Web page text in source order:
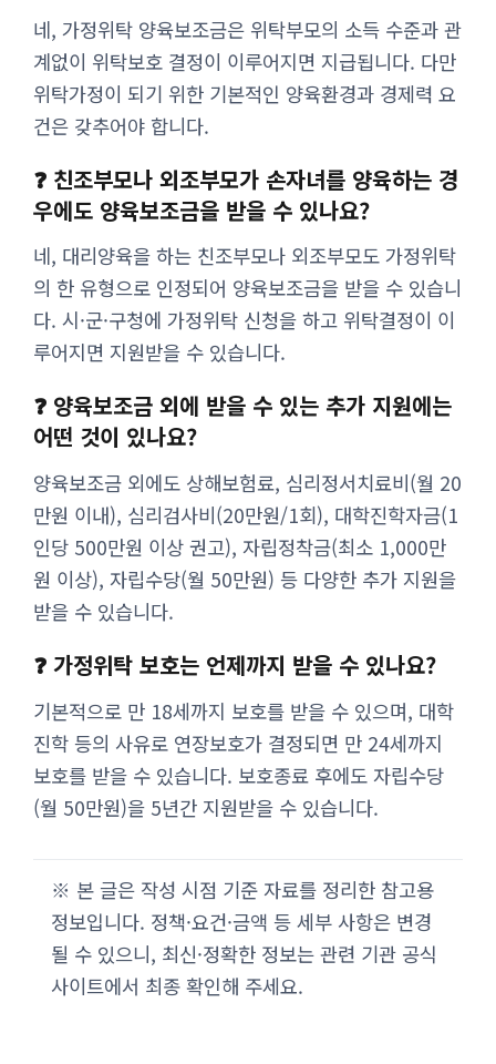
네, 가정위탁 양육보조금은 위탁부모의 소득 수준과 관
계없이 위탁보호 결정이 이루어지면 지급됩니다. 다만
위탁가정이 되기 위한 기본적인 양육환경과 경제력 요
건은 갖추어야 합니다.
❓ 친조부모나 외조부모가 손자녀를 양육하는 경
우에도 양육보조금을 받을 수 있나요?
네, 대리양육을 하는 친조부모나 외조부모도 가정위탁
의 한 유형으로 인정되어 양육보조금을 받을 수 있습니
다. 시·군·구청에 가정위탁 신청을 하고 위탁결정이 이
루어지면 지원받을 수 있습니다.
❓ 양육보조금 외에 받을 수 있는 추가 지원에는
어떤 것이 있나요?
양육보조금 외에도 상해보험료, 심리정서치료비(월 20
만원 이내), 심리검사비(20만원/1회), 대학진학자금(1
인당 500만원 이상 권고), 자립정착금(최소 1,000만
원 이상), 자립수당(월 50만원) 등 다양한 추가 지원을
받을 수 있습니다.
❓ 가정위탁 보호는 언제까지 받을 수 있나요?
기본적으로 만 18세까지 보호를 받을 수 있으며, 대학
진학 등의 사유로 연장보호가 결정되면 만 24세까지
보호를 받을 수 있습니다. 보호종료 후에도 자립수당
(월 50만원)을 5년간 지원받을 수 있습니다.
※ 본 글은 작성 시점 기준 자료를 정리한 참고용
정보입니다. 정책·요건·금액 등 세부 사항은 변경
될 수 있으니, 최신·정확한 정보는 관련 기관 공식
사이트에서 최종 확인해 주세요.